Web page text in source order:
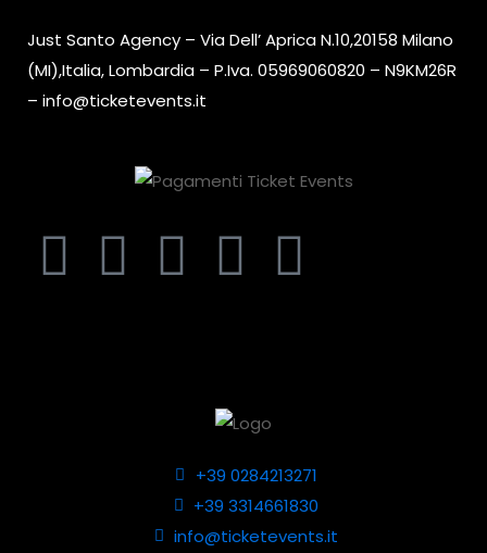
Just Santo Agency – Via Dell’ Aprica N.10,20158 Milano
(MI),Italia, Lombardia – P.Iva. 05969060820 – N9KM26R
– info@ticketevents.it
+39 0284213271
+39 3314661830
info@ticketevents.it